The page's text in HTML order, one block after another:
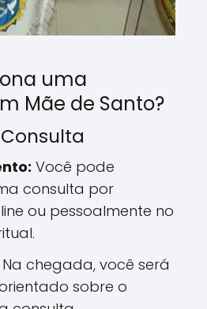
uma
Mãe de Santo?
Você pode
consulta por
ou pessoalmente no
Na chegada, você será
sobre o